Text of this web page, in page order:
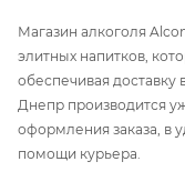
Магазин алкоголя
элитных напитков,
обеспечивая доставку
Днепр производится
оформления заказа, в
помощи курьера.